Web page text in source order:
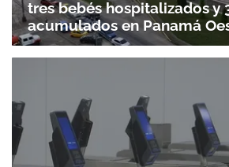
tres bebés hospitalizados y
acumulados en Panamá